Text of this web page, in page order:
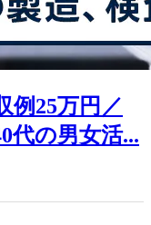
例25万円／
代の男女活...